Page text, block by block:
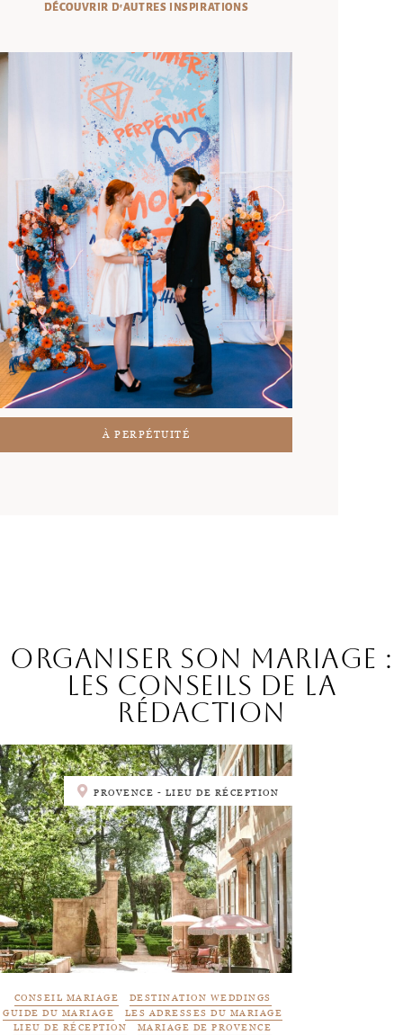
DÉCOUVRIR D'AUTRES INSPIRATIONS
À PERPÉTUITÉ
Organiser son mariage :
les conseils de la
rédaction
PROVENCE - LIEU DE RÉCEPTION
CONSEIL MARIAGE
DESTINATION WEDDINGS
GUIDE DU MARIAGE
LES ADRESSES DU MARIAGE
LIEU DE RÉCEPTION
MARIAGE DE PROVENCE